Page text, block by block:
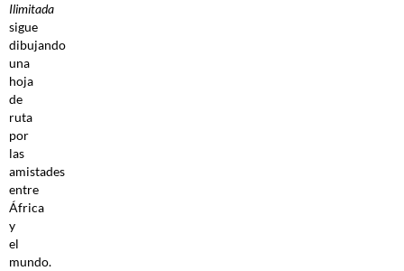
Ilimitada
sigue
dibujando
una
hoja
de
ruta
por
las
amistades
entre
África
y
el
mundo.